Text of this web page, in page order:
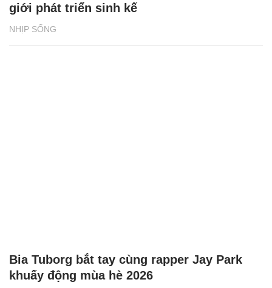
NHỊP SỐNG
giới phát triển sinh kế
Bia Tuborg bắt tay cùng rapper Jay Park
khuấy động mùa hè 2026